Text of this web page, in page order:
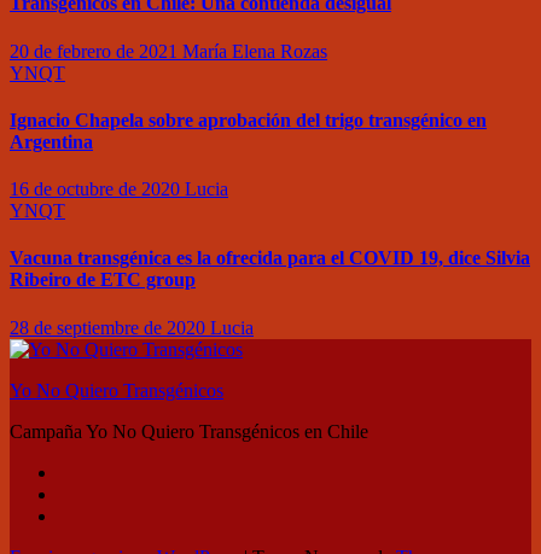
20 de febrero de 2021 María Elena Rozas
YNQT
Ignacio Chapela sobre aprobación del trigo transgénico en
Argentina
16 de octubre de 2020 Lucia
YNQT
Vacuna transgénica es la ofrecida para el COVID 19, dice Silvia
Ribeiro de ETC group
28 de septiembre de 2020 Lucia
Yo No Quiero Transgénicos
Campaña Yo No Quiero Transgénicos en Chile